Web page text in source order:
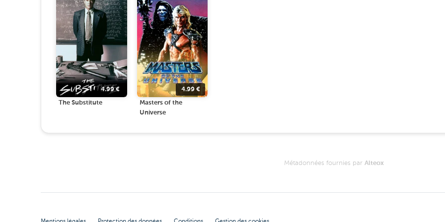
4.99€
The Substitute
4.99 €
Masters of the
Universe
Métadonnées fournies par Alteox